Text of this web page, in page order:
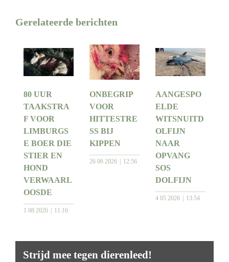
Gerelateerde berichten
80 UUR
TAAKSTRA
F VOOR
LIMBURGS
E BOER DIE
STIER EN
HOND
VERWAARL
OOSDE
1 08 2026 11:16
ONBEGRIP
VOOR
HITTESTRE
SS BIJ
KIPPEN
26 06 2026 12:56
AANGESPO
ELDE
WITSNUITD
OLFIJN
NAAR
OPVANG
SOS
DOLFIJN
4 05 2026 13:54
Strijd mee tegen dierenleed!